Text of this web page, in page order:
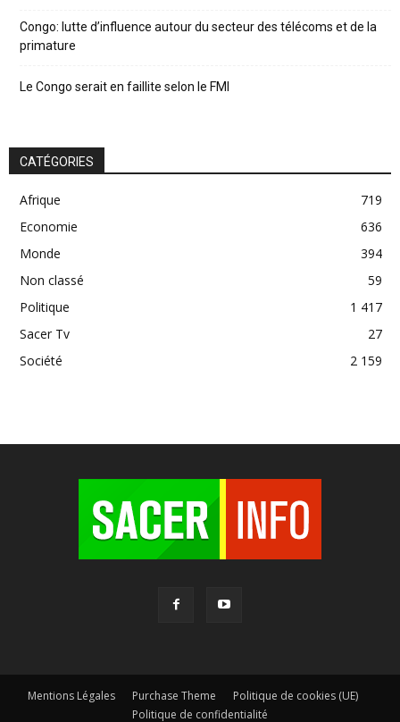
Congo: lutte d’influence autour du secteur des télécoms et de la
primature
Le Congo serait en faillite selon le FMI
CATÉGORIES
Afrique
719
Economie
636
Monde
394
Non classé
59
Politique
1 417
Sacer Tv
27
Société
2 159
Mentions Légales Purchase Theme
Politique de cookies (UE)
Politique de confidentialité